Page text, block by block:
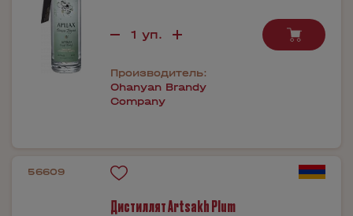
Производитель:
Ohanyan Brandy
Company
56609
Дистиллят Artsakh Plum